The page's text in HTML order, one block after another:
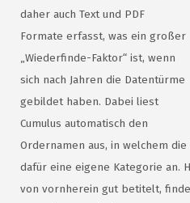
daher auch Text und PDF
Formate erfasst, was ein großer
„Wiederfinde-Faktor“ ist, wenn
sich nach Jahren die Datentürme
gebildet haben. Dabei liest
Cumulus automatisch den
Ordernamen aus, in welchem
dafür eine eigene Kategorie an.
von vornherein gut betitelt,